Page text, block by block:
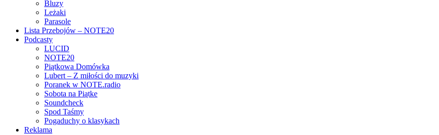
Bluzy
Leżaki
Parasole
Lista Przebojów – NOTE20
Podcasty
LUCID
NOTE20
Piątkowa Domówka
Lubert – Z miłości do muzyki
Poranek w NOTE.radio
Sobota na Piątke
Soundcheck
Spod Taśmy
Pogaduchy o klasykach
Reklama